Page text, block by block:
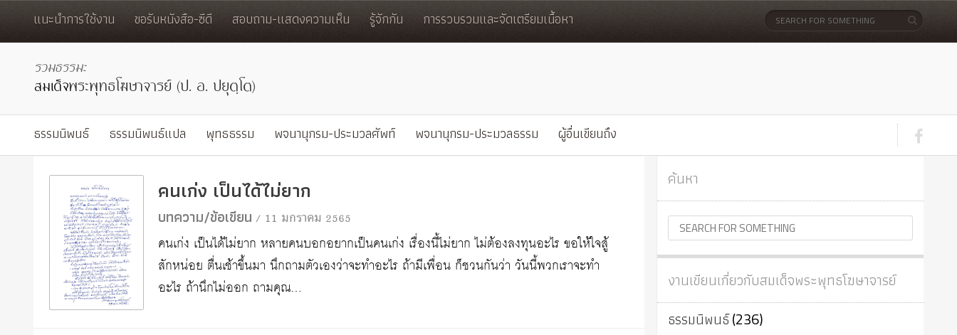
แนะนำการใช้งาน ขอรับหนังสือ-ซีดี สอบถาม-แสดงความเห็น รู้จักกัน การรวบรวมและจัดเตรียมเนื้อหา
ธรรมนิพนธ์ ธรรมนิพนธ์แปล พุทธธรรม พจนานุกรม-ประมวลศัพท์ พจนานุกรม-ประมวลธรรม ผู้อื่นเขียนถึง
คนเก่ง เป็นได้ไม่ยาก
บทความ/ข้อเขียน/ 11 มกราคม 2565
คนเก่ง เป็นได้ไม่ยาก หลายคนบอกอยากเป็นคนเก่ง เรื่องนี้ไม่ยาก ไม่ต้องลงทุนอะไร ขอให้ใจสู้
สักหน่อย ตื่นเช้าขึ้นมา นึกถามตัวเองว่าจะทำอะไร ถ้ามีเพื่อน ก็ชวนกันว่า วันนี้พวกเราจะทำ
อะไร ถ้านึกไม่ออก ถามคุณ…
ค้นหา
งานเขียนเกี่ยวกับสมเด็จพระพุทธโฆษาจารย์
ธรรมนิพนธ์(236)